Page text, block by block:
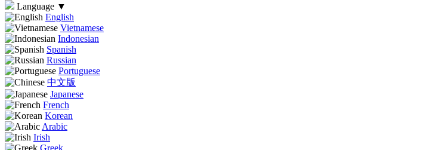
Language ▼
English
Vietnamese
Indonesian
Spanish
Russian
Portuguese
中文版
Japanese
French
Korean
Arabic
Irish
Greek